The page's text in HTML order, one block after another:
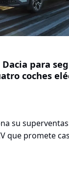
Dacia para
coches